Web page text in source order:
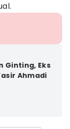
Ginting, Eks
Ahmadi